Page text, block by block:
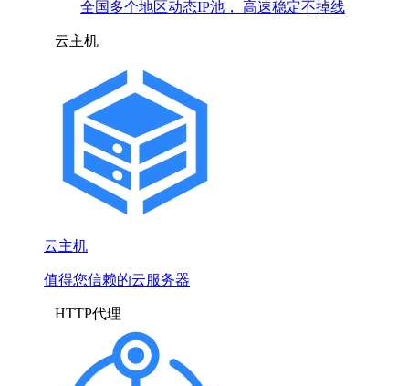
全国多个地区动态IP池， 高速稳定不掉线
云主机
云主机
值得您信赖的云服务器
HTTP代理